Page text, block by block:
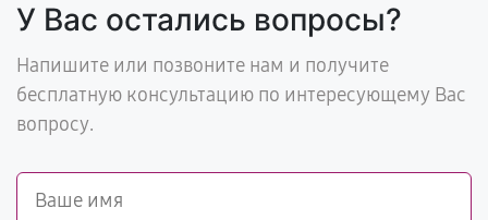
У Вас остались вопросы?
Напишите или позвоните нам и получите
бесплатную консультацию по интересующему Вас
вопросу.